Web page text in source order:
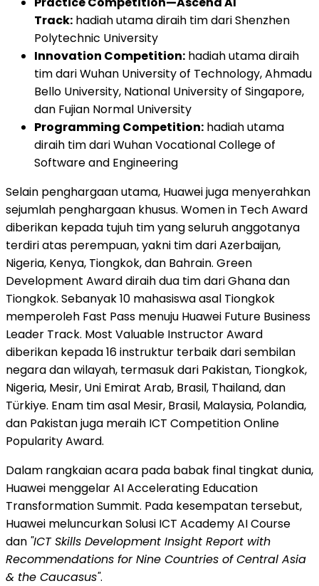
Track: hadiah utama diraih tim dari Shenzhen
Polytechnic University
Innovation Competition: hadiah utama diraih
tim dari Wuhan University of Technology, Ahmadu
Bello University, National University of Singapore,
dan Fujian Normal University
Programming Competition: hadiah utama
diraih tim dari Wuhan Vocational College of
Software and Engineering
Selain penghargaan utama, Huawei juga menyerahkan
sejumlah penghargaan khusus. Women in Tech Award
diberikan kepada tujuh tim yang seluruh anggotanya
terdiri atas perempuan, yakni tim dari Azerbaijan,
Nigeria, Kenya, Tiongkok, dan Bahrain. Green
Development Award diraih dua tim dari Ghana dan
Tiongkok. Sebanyak 10 mahasiswa asal Tiongkok
memperoleh Fast Pass menuju Huawei Future Business
Leader Track. Most Valuable Instructor Award
diberikan kepada 16 instruktur terbaik dari sembilan
negara dan wilayah, termasuk dari Pakistan, Tiongkok,
Nigeria, Mesir, Uni Emirat Arab, Brasil, Thailand, dan
Türkiye. Enam tim asal Mesir, Brasil, Malaysia, Polandia,
dan Pakistan juga meraih ICT Competition Online
Popularity Award.
Dalam rangkaian acara pada babak final tingkat dunia,
Huawei menggelar AI Accelerating Education
Transformation Summit. Pada kesempatan tersebut,
Huawei meluncurkan Solusi ICT Academy AI Course
dan "ICT Skills Development Insight Report with
Recommendations for Nine Countries of Central Asia
& the Caucasus".